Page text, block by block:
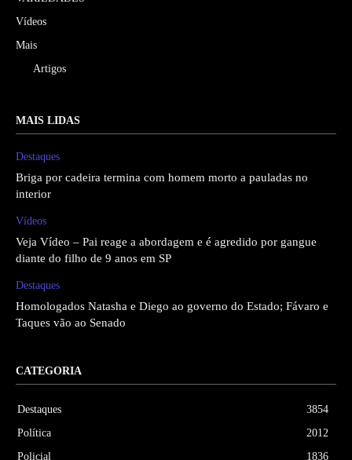
Vídeos
Mais
Artigos
MAIS LIDAS
Destaques
Briga por cadeira termina com homem morto a pauladas no
interior
Vídeos
Veja Vídeo – Pai reage a abordagem e é agredido por gangue
diante do filho de 9 anos em SP
Destaques
Homologados Natasha e Diego ao governo do Estado; Fávaro e
Taques vão ao Senado
CATEGORIA
Destaques
3854
Política
2012
Policial
1836